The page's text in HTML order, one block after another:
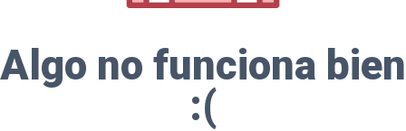
Algo no funciona bien
:(